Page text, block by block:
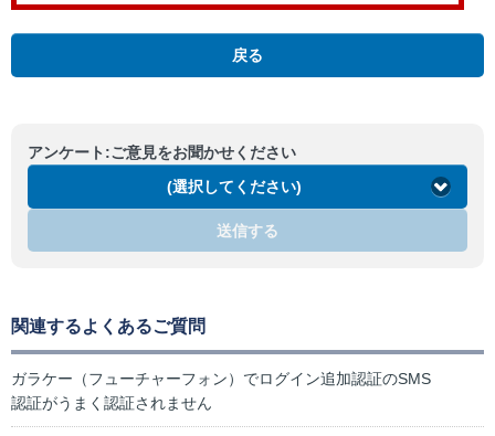
戻る
アンケート:ご意見をお聞かせください
(選択してください)
送信する
関連するよくあるご質問
ガラケー（フューチャーフォン）でログイン追加認証のSMS
認証がうまく認証されません